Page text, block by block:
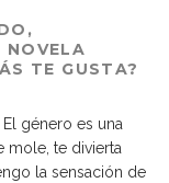
NOVELA
TE GUSTA?
género es una
mole, te divierta
la sensación de